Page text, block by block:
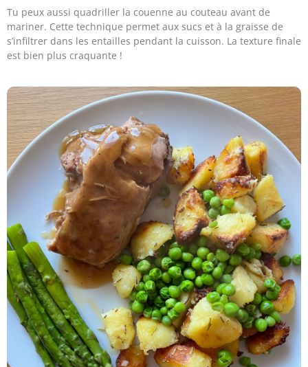
Tu peux aussi quadriller la couenne au couteau avant de
mariner. Cette technique permet aux sucs et à la graisse de
s’infiltrer dans les entailles pendant la cuisson. La texture finale
est bien plus craquante !